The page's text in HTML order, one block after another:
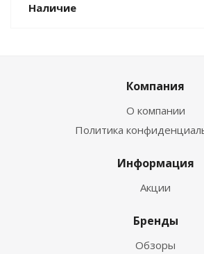
Наличие
Компания
О компании
Политика
Информация
Акции
Бренды
Обзоры